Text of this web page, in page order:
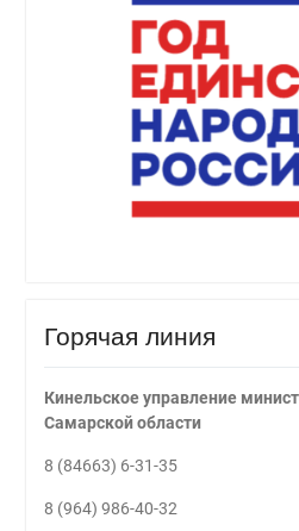
Горячая линия
Кинельское управление
Самарской области
8 (84663) 6-31-35
8 (964) 986-40-32